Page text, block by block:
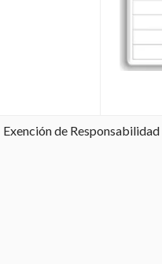
Exención de Responsabilidad